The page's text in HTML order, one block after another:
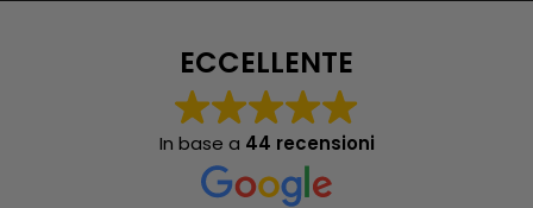
ECCELLENTE
In base a 44 recensioni